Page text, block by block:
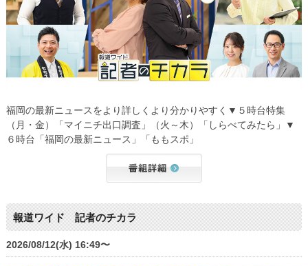
福岡の最新ニュースをより詳しくより分かりやすく▼５時台特集
（月・金）「マイニチ出口調査」（火～木）「しらべてみたら」▼
６時台「福岡の最新ニュース」「ももスポ」
報道ワイド 記者のチカラ
2026/08/12(水) 16:49〜